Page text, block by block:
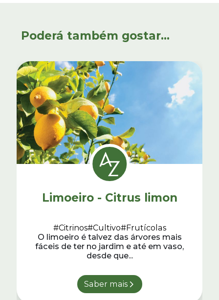
Poderá também gostar...
Limoeiro - Citrus limon
#Citrinos#Cultivo#Frutícolas
O limoeiro é talvez das árvores mais
fáceis de ter no jardim e até em vaso,
desde que...
Saber mais